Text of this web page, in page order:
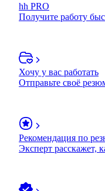
hh PRO
Получите работу
Хочу у вас работать
Отправьте своё
Рекомендация по
Эксперт расскажет,